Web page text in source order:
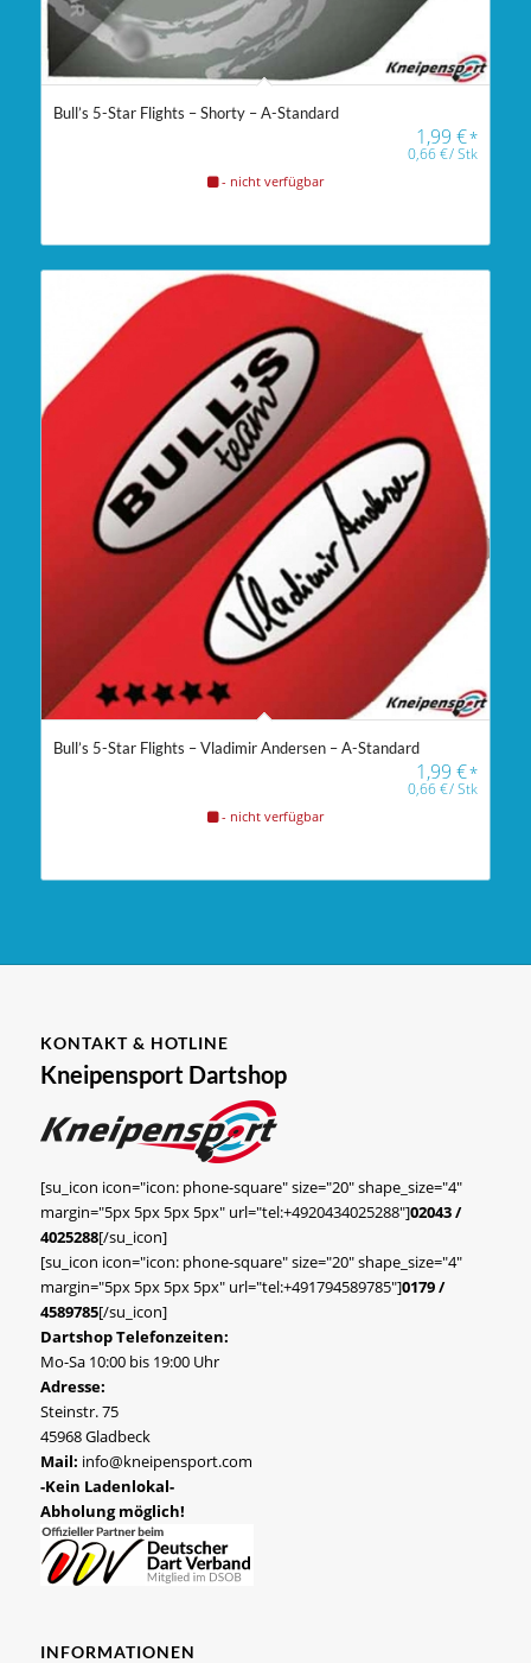
Bull’s 5-Star Flights – Shorty – A-Standard
1,99€*
0,66€/Stk
- nicht verfügbar
Bull’s 5-Star Flights – Vladimir Andersen – A-Standard
1,99€*
0,66€/Stk
- nicht verfügbar
KONTAKT & HOTLINE
Kneipensport Dartshop
[su_icon icon="icon: phone-square" size="20" shape_size="4"
margin="5px 5px 5px 5px" url="tel:+4920434025288"]02043 /
4025288[/su_icon]
[su_icon icon="icon: phone-square" size="20" shape_size="4"
margin="5px 5px 5px 5px" url="tel:+491794589785"]0179 /
4589785[/su_icon]
Dartshop Telefonzeiten:
Mo-Sa 10:00 bis 19:00 Uhr
Adresse:
Steinstr. 75
45968 Gladbeck
Mail: info@kneipensport.com
-Kein Ladenlokal-
Abholung möglich!
INFORMATIONEN